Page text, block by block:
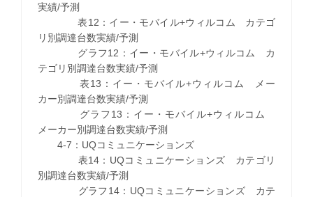
実績/予測
表12：イー・モバイル+ウィルコム カテゴ
リ別調達台数実績/予測
グラフ12：イー・モバイル+ウィルコム カ
テゴリ別調達台数実績/予測
表13：イー・モバイル+ウィルコム メー
カー別調達台数実績/予測
グラフ13：イー・モバイル+ウィルコム
メーカー別調達台数実績/予測
4-7：UQコミュニケーションズ
表14：UQコミュニケーションズ カテゴリ
別調達台数実績/予測
グラフ14：UQコミュニケーションズ カテ